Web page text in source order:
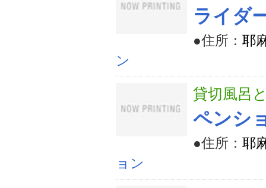
ライダ
●住所： 耶
ン
貸切風呂
ペンシ
●住所： 耶
ョン